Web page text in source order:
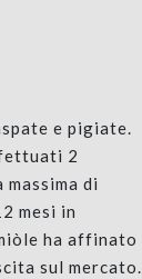
e pigiate.
2
di
mesi in
ha affinato
sul mercato.